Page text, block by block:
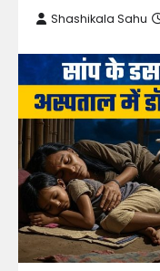
Shashikala Sahu